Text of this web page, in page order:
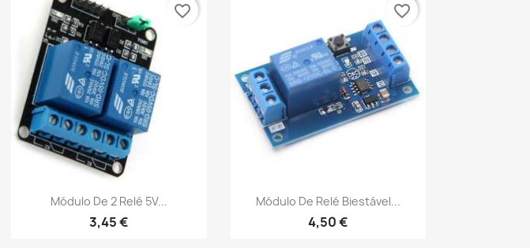
Vista rápida
Módulo De 2 Relé 5V...
3,45 €
favorite_border
Vista rápida
Módulo De Relé Biestável...
4,50 €
favorite_border